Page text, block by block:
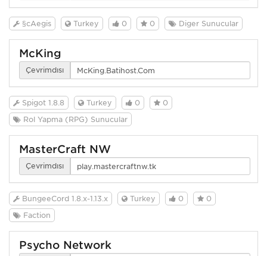
§cAegis Turkey 0 0 Diğer Sunucular
McKing
Çevrimdışı
Spigot 1.8.8 Turkey 0
0
Rol Yapma (RPG) Sunucular
MasterCraft NW
Çevrimdışı
BungeeCord 1.8.x-1.13.x Turkey 0
0
Faction
Psycho Network